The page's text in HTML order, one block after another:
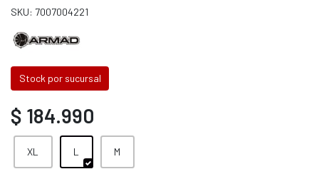
SKU: 7007004221
Stock por sucursal
$ 184.990
XL L M